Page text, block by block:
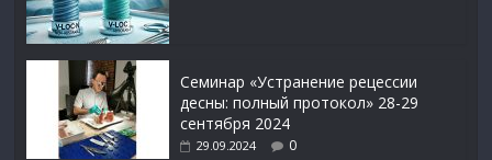
Семинар «Устранение рецессии
десны: полный протокол» 28-29
сентября 2024
29.09.2024 0